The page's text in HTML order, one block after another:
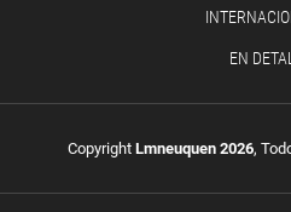
EN
Copyright Lmneuquen 2026,